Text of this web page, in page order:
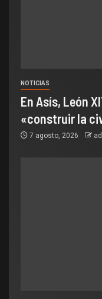
NOTICIAS
En Asís, León
«construir la
7 agosto, 2026